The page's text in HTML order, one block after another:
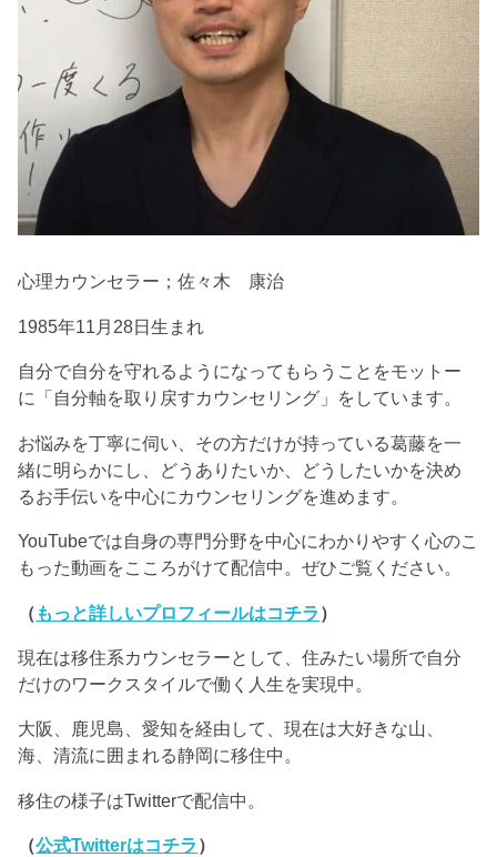
心理カウンセラー；佐々木 康治
1985年11月28日生まれ
自分で自分を守れるようになってもらうことをモットー
に「自分軸を取り戻すカウンセリング」をしています。
お悩みを丁寧に伺い、その方だけが持っている葛藤を一
緒に明らかにし、どうありたいか、どうしたいかを決め
るお手伝いを中心にカウンセリングを進めます。
YouTubeでは自身の専門分野を中心にわかりやすく心のこ
もった動画をこころがけて配信中。ぜひご覧ください。
（ もっと詳しいプロフィールはコチラ ）
現在は移住系カウンセラーとして、住みたい場所で自分
だけのワークスタイルで働く人生を実現中。
大阪、鹿児島、愛知を経由して、現在は大好きな山、
海、清流に囲まれる静岡に移住中。
移住の様子はTwitterで配信中。
（公式Twitterはコチラ ）